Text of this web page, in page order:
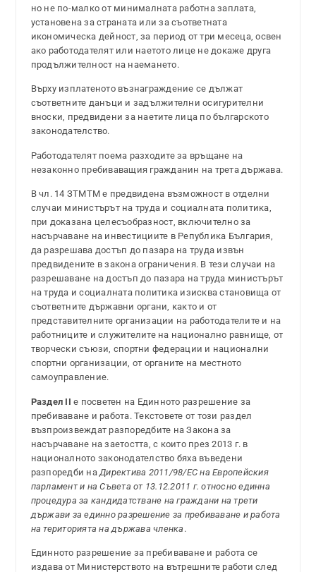
но не по-малко от минималната работна заплата,
установена за страната или за съответната
икономическа дейност, за период от три месеца, освен
ако работодателят или наетото лице не докаже друга
продължителност на наемането.
Върху изплатеното възнаграждение се дължат
съответните данъци и задължителни осигурителни
вноски, предвидени за наетите лица по българското
законодателство.
Работодателят поема разходите за връщане на
незаконно пребиваващия гражданин на трета държава.
В чл. 14 ЗТМТМ е предвидена възможност в отделни
случаи министърът на труда и социалната политика,
при доказана целесъобразност, включително за
насърчаване на инвестициите в Република България,
да разрешава достъп до пазара на труда извън
предвидените в закона ограничения. В тези случаи на
разрешаване на достъп до пазара на труда министърът
на труда и социалната политика изисква становища от
съответните държавни органи, както и от
представителните организации на работодателите и на
работниците и служителите на национално равнище, от
творчески съюзи, спортни федерации и национални
спортни организации, от органите на местното
самоуправление.
Раздел IIе посветен на Единното разрешение за
пребиваване и работа. Текстовете от този раздел
възпроизвеждат разпоредбите на Закона за
насърчаване на заетостта, с които през 2013 г. в
националното законодателство бяха въведени
разпоредби на Директива 2011/98/ЕС на Европейския
парламент и на Съвета от 13.12.2011 г. относно единна
процедура за кандидатстване на граждани на трети
държави за единно разрешение за пребиваване и работа
на територията на държава членка .
Единното разрешение за пребиваване и работа се
издава от Министерството на вътрешните работи след